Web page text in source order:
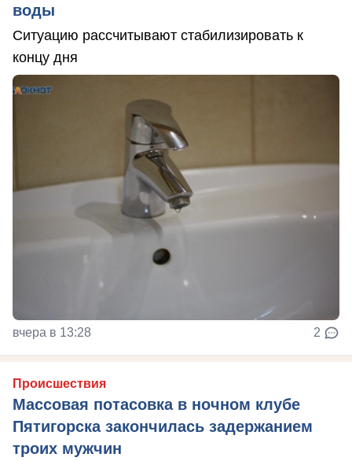
воды
Ситуацию рассчитывают стабилизировать к
концу дня
вчера в 13:28 2
Происшествия
Массовая потасовка в ночном клубе
Пятигорска закончилась задержанием
троих мужчин